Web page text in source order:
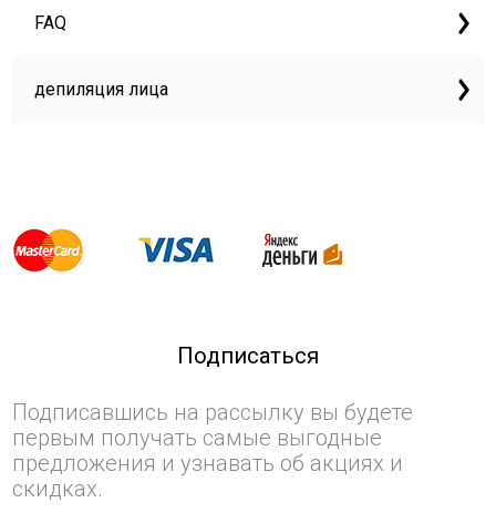
FAQ
депиляция лица
Подписаться
Подписавшись на рассылку вы будете
первым получать самые выгодные
предложения и узнавать об акциях и
скидках.